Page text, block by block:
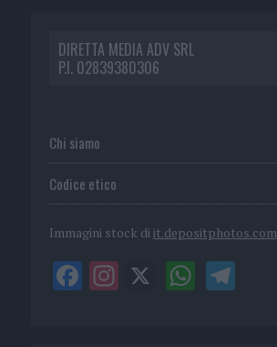
DIRETTA MEDIA ADV SRL
P.I. 02839380306
Chi siamo
Codice etico
Immagini stock di it.depositphotos.com